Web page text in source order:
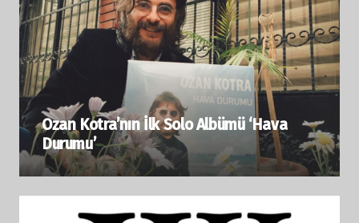
Ozan Kotra’nın İlk Solo Albümü ‘Hava
Durumu’